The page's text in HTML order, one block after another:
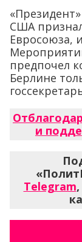
США
Евросоюза,
предпочел
Берлине
и
Telegram,